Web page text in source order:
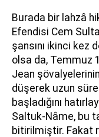
Burada bir lahzâ
Efendisi Cem
şansını ikinci kez
olsa da, Temmuz
Jean
düşerek uzun
başladığını
Saltuk-Nâme, bu
bitirilmiştir. Fakat